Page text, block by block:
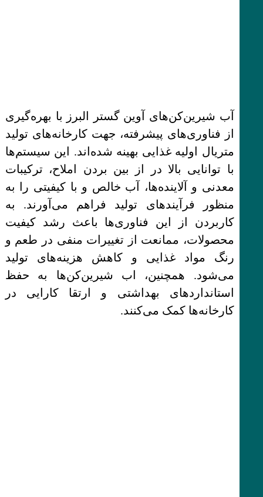
آب شیرین‌کن‌های آوین گستر البرز با بهره‌گیری
از فناوری‌های پیشرفته، جهت کارخانه‌های تولید
متریال اولیه غذایی بهینه شده‌اند. این سیستم‌ها
با توانایی بالا در از بین بردن املاح، ترکیبات
معدنی و آلاینده‌ها، آب خالص و با کیفیتی را به
منظور فرآیندهای تولید فراهم می‌آورند. به
کاربردن از این فناوری‌ها باعث رشد کیفیت
محصولات، ممانعت از تغییرات منفی در طعم و
رنگ مواد غذایی و کاهش هزینه‌های تولید
می‌شود. همچنین، اب شیرین‌کن‌ها به حفظ
استانداردهای بهداشتی و ارتقا کارایی در
کارخانه‌ها کمک می‌کنند.